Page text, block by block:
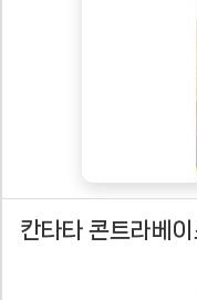
칸타타 콘트라베